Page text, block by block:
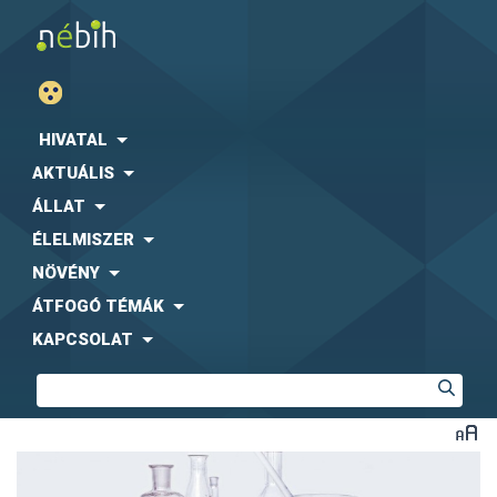
HIVATAL
AKTUÁLIS
ÁLLAT
ÉLELMISZER
NÖVÉNY
ÁTFOGÓ TÉMÁK
KAPCSOLAT